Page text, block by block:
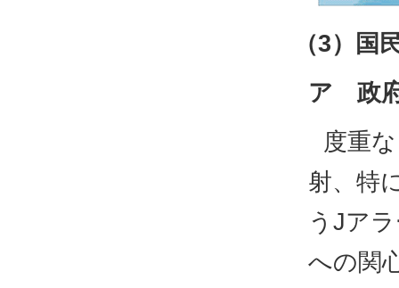
（3）国
ア 政
度重
射、特
うJア
への関